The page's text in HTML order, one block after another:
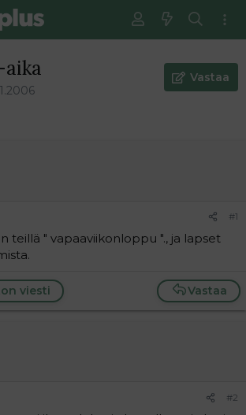
aika Vastaa
#1
teillä " vapaaviikonloppu "., ja lapset
Vastaa
viesti
#2